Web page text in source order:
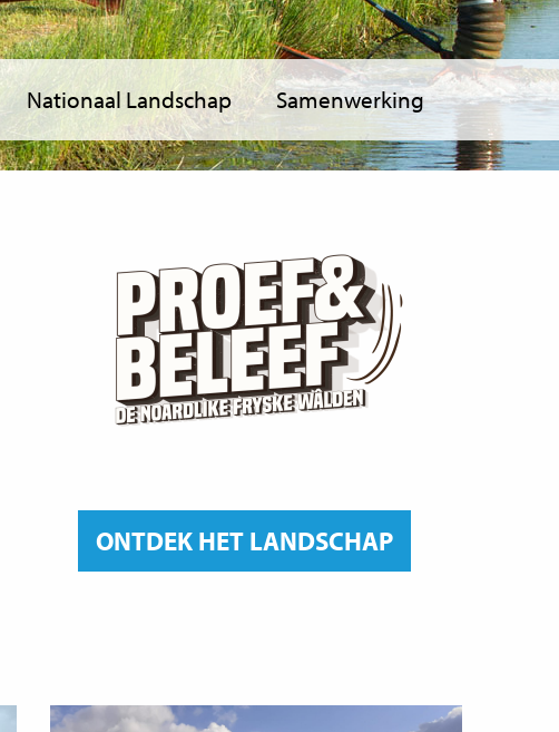
Nationaal Landschap Samenwerking
ONTDEK HET LANDSCHAP